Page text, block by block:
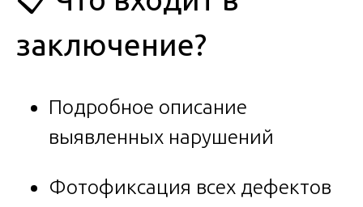
заключение?
Подробное описание
выявленных нарушений
Фотофиксация всех дефектов